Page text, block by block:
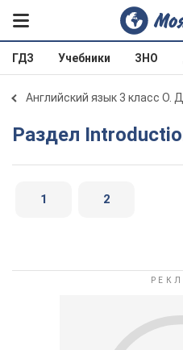
ГДЗ Учебники ЗНО
Английский язык 3 класс О.
Раздел
1 2